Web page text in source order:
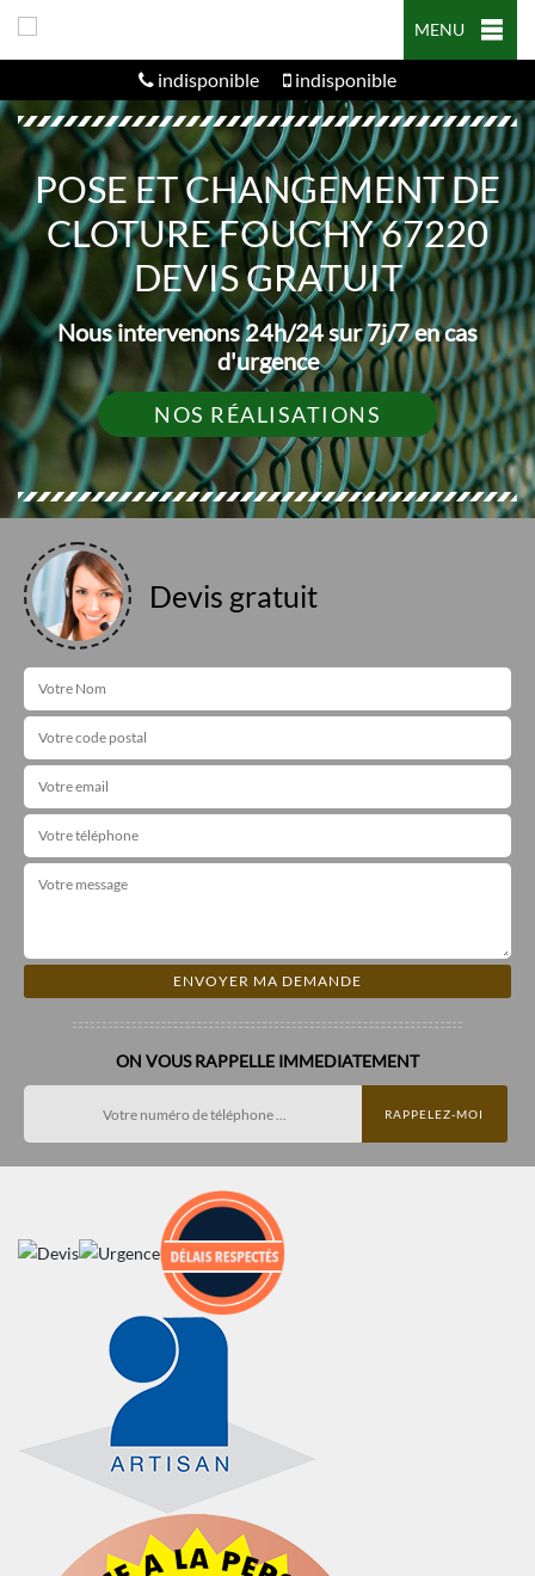
MENU
indisponible indisponible
POSE ET CHANGEMENT DE
CLOTURE FOUCHY 67220
DEVIS GRATUIT
Nous intervenons 24h/24 sur 7j/7 en cas
d'urgence
NOS RÉALISATIONS
Devis gratuit
ON VOUS RAPPELLE IMMEDIATEMENT